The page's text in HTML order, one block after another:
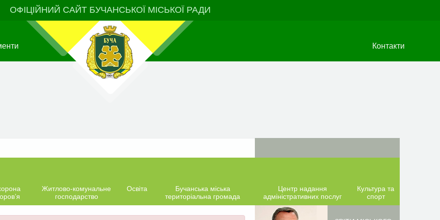
ОФІЦІЙНИЙ САЙТ БУЧАНСЬКОЇ МІСЬКОЇ РАДИ
Контакти
Житлово-комунальне
господарство
Освіта
Бучанська міська
територіальна громада
Центр надання
адміністративних послуг
Культура та
спорт